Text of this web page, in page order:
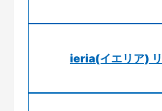
ieria(イエリア)